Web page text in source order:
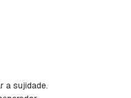
a sujidade.